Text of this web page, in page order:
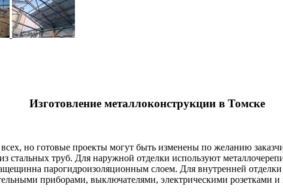
Изготовление металлоконструкции в Томске
но готовые проекты могут быть изменены по желанию
стальных труб. Для наружной отделки используют
парогидроизоляционным слоем. Для внутренней
приборами, выключателями, электрическими розетками